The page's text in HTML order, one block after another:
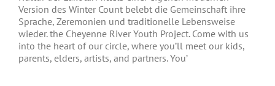
Version des Winter Count belebt die Gemeinschaft ihre
Sprache, Zeremonien und traditionelle Lebensweise
wieder. the Cheyenne River Youth Project. Come with us
into the heart of our circle, where you’ll meet our kids,
parents, elders, artists, and partners. You’